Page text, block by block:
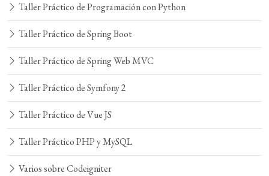
Taller Práctico de Programación con Python
Taller Práctico de Spring Boot
Taller Práctico de Spring Web MVC
Taller Práctico de Symfony 2
Taller Práctico de Vue JS
Taller Práctico PHP y MySQL
Varios sobre Codeigniter